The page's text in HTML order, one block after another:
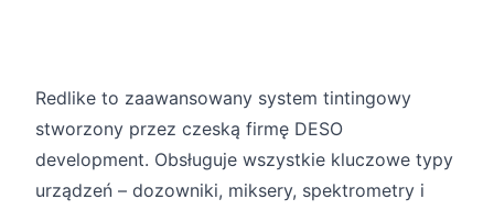
Redlike to zaawansowany system tintingowy
stworzony przez czeską firmę DESO
development. Obsługuje wszystkie kluczowe typy
urządzeń – dozowniki, miksery, spektrometry i